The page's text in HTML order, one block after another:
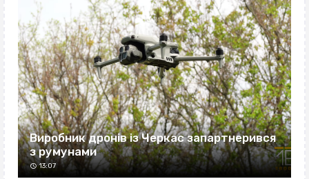
Виробник дронів із Черкас запартнерився
з румунами
13:07